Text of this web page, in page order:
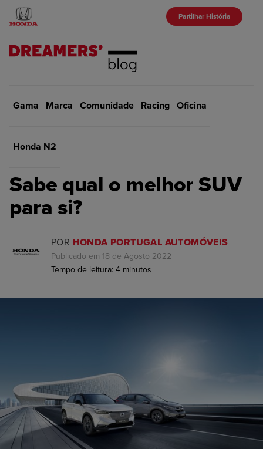
Partilhar História
Gama Marca Comunidade Racing Oficina
Honda N2
VOLTAR Início Marca
MARCA
Sabe qual o melhor SUV
para si?
POR HONDA PORTUGAL AUTOMÓVEIS
Publicado em 18 de Agosto 2022
Tempo de leitura: 4 minutos